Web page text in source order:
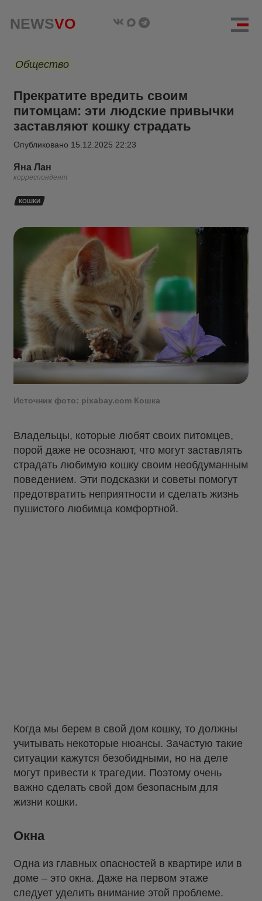
NEWSVO
Общество
Прекратите вредить своим
питомцам: эти людские привычки
заставляют кошку страдать
Опубликовано 15.12.2025 22:23
Яна Лан
корреспондент
КОШКИ
Источник фото: pixabay.com Кошка
Владельцы, которые любят своих питомцев,
порой даже не осознают, что могут заставлять
страдать любимую кошку своим необдуманным
поведением. Эти подсказки и советы помогут
предотвратить неприятности и сделать жизнь
пушистого любимца комфортной.
Когда мы берем в свой дом кошку, то должны
учитывать некоторые нюансы. Зачастую такие
ситуации кажутся безобидными, но на деле
могут привести к трагедии. Поэтому очень
важно сделать свой дом безопасным для
жизни кошки.
Окна
Одна из главных опасностей в квартире или в
доме – это окна. Даже на первом этаже
следует уделить внимание этой проблеме.